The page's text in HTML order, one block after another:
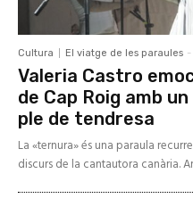
Cultura El viatge de les paraules -
Valeria Castro
de Cap Roig amb
ple de tendresa
La «ternura» és una paraula
discurs de la cantautora canària.